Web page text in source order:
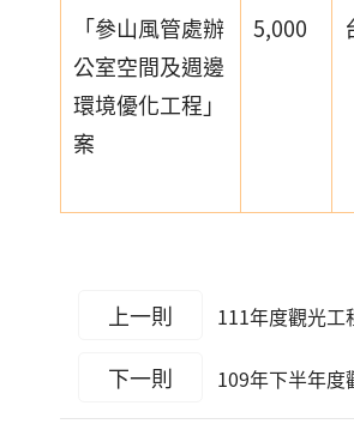
「參山風管處辦
公室空間及週邊
環境優化工程」
案
5,000
上一則 111年度觀光工
下一則 109年下半年度